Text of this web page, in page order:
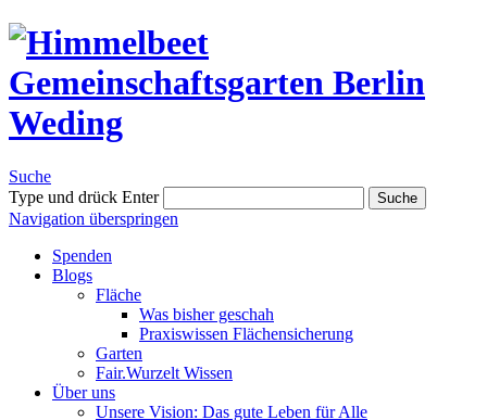
Suche
Type und drück Enter
Suche
Navigation überspringen
Spenden
Blogs
Fläche
Was bisher geschah
Praxiswissen Flächensicherung
Garten
Fair.Wurzelt Wissen
Über uns
Unsere Vision: Das gute Leben für Alle